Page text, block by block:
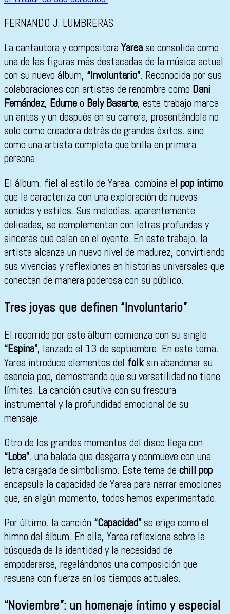
FERNANDO J. LUMBRERAS
La cantautora y compositora Yarease consolida como
una de las figuras más destacadas de la música actual
con su nuevo álbum, “Involuntario”. Reconocida por sus
colaboraciones con artistas de renombre como Dani
Fernández, Edurneo Bely Basarte, este trabajo marca
un antes y un después en su carrera, presentándola no
solo como creadora detrás de grandes éxitos, sino
como una artista completa que brilla en primera
persona.
El álbum, fiel al estilo de Yarea, combina el pop íntimo
que la caracteriza con una exploración de nuevos
sonidos y estilos. Sus melodías, aparentemente
delicadas, se complementan con letras profundas y
sinceras que calan en el oyente. En este trabajo, la
artista alcanza un nuevo nivel de madurez, convirtiendo
sus vivencias y reflexiones en historias universales que
conectan de manera poderosa con su público.
Tres joyas que definen “Involuntario”
El recorrido por este álbum comienza con su single
“Espina”, lanzado el 13 de septiembre. En este tema,
Yarea introduce elementos del folksin abandonar su
esencia pop, demostrando que su versatilidad no tiene
límites. La canción cautiva con su frescura
instrumental y la profundidad emocional de su
mensaje.
Otro de los grandes momentos del disco llega con
“Loba”, una balada que desgarra y conmueve con una
letra cargada de simbolismo. Este tema de chill pop
encapsula la capacidad de Yarea para narrar emociones
que, en algún momento, todos hemos experimentado.
Por último, la canción “Capacidad”se erige como el
himno del álbum. En ella, Yarea reflexiona sobre la
búsqueda de la identidad y la necesidad de
empoderarse, regalándonos una composición que
resuena con fuerza en los tiempos actuales.
“Noviembre”: un homenaje íntimo y especial